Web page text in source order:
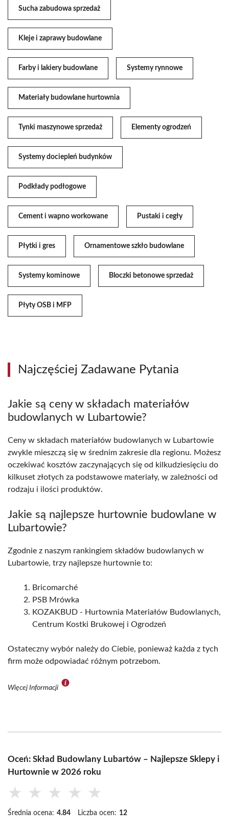
Sucha zabudowa sprzedaż
Kleje i zaprawy budowlane
Farby i lakiery budowlane Systemy rynnowe
Materiały budowlane hurtownia
Tynki maszynowe sprzedaż Elementy ogrodzeń
Systemy dociepleń budynków
Podkłady podłogowe
Cement i wapno workowane Pustaki i cegły
Płytki i gres Ornamentowe szkło budowlane
Systemy kominowe Bloczki betonowe sprzedaż
Płyty OSB i MFP
Najczęściej Zadawane Pytania
Jakie są ceny w składach materiałów
budowlanych w Lubartowie?
Ceny w składach materiałów budowlanych w Lubartowie
zwykle mieszczą się w średnim zakresie dla regionu. Możesz
oczekiwać kosztów zaczynających się od kilkudziesięciu do
kilkuset złotych za podstawowe materiały, w zależności od
rodzaju i ilości produktów.
Jakie są najlepsze hurtownie budowlane w
Lubartowie?
Zgodnie z naszym rankingiem składów budowlanych w
Lubartowie, trzy najlepsze hurtownie to:
Bricomarché
PSB Mrówka
KOZAKBUD - Hurtownia Materiałów Budowlanych,
Centrum Kostki Brukowej i Ogrodzeń
Ostateczny wybór należy do Ciebie, ponieważ każda z tych
firm może odpowiadać różnym potrzebom.
Więcej Informacji
Oceń: Skład Budowlany Lubartów – Najlepsze Sklepy i
Hurtownie w 2026 roku
★ ★ ★ ★ ★
Średnia ocena: 4.84 Liczba ocen: 12